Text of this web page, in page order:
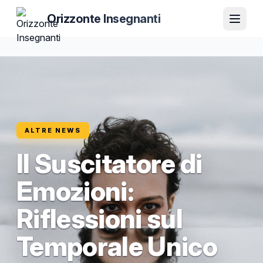
Orizzonte Insegnanti
ALTRE NEWS
Il Suscitatore di
Emozioni:
Riflessioni sul
Temporale Unico